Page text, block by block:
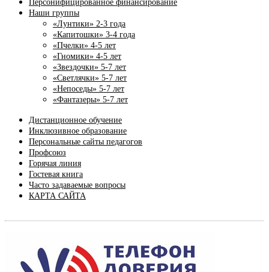
Персонифицированное финансирование
Наши группы
«Лунтики» 2-3 года
«Капитошки» 3-4 года
«Пчелки» 4-5 лет
«Гномики» 4-5 лет
«Звездочки» 5-7 лет
«Светлячки» 5-7 лет
«Непоседы» 5-7 лет
«Фантазеры» 5-7 лет
Дистанционное обучение
Инклюзивное образование
Персональные сайты педагогов
Профсоюз
Горячая линия
Гостевая книга
Часто задаваемые вопросы
КАРТА САЙТА